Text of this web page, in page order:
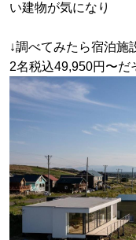
い建物が気になり
↓調べてみたら宿泊
2名税込49,950円〜